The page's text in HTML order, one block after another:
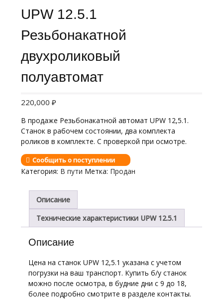
UPW 12.5.1
Резьбонакатной
двухроликовый
полуавтомат
220,000 ₽
В продаже Резьбонакатной автомат UPW 12,5.1.
Станок в рабочем состоянии, два комплекта
роликов в комплекте. С проверкой при осмотре.
Сообщить о поступлении
Категория: В пути Метка: Продан
Описание
Технические характеристики UPW 12.5.1
Описание
Цена на станок UPW 12,5.1 указана с учетом
погрузки на ваш транспорт. Купить б/у станок
можно после осмотра, в будние дни с 9 до 18,
более подробно смотрите в разделе контакты.